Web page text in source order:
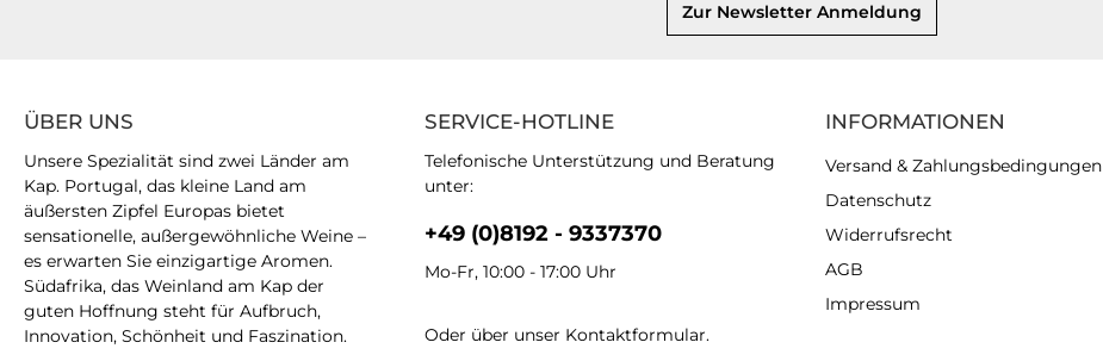
Zur Newsletter Anmeldung
SERVICE-HOTLINE
Telefonische Unterstützung und Beratung
unter:
+49 (0)8192 - 9337370
Mo-Fr, 10:00 - 17:00 Uhr
Oder über unser Kontaktformular.
ÜBER UNS
Unsere Spezialität sind zwei Länder am
Kap. Portugal, das kleine Land am
äußersten Zipfel Europas bietet
sensationelle, außergewöhnliche Weine –
es erwarten Sie einzigartige Aromen.
Südafrika, das Weinland am Kap der
guten Hoffnung steht für Aufbruch,
Innovation, Schönheit und Faszination.
INFORMATIONEN
Versand & Zahlungsbedingungen
Datenschutz
Widerrufsrecht
AGB
Impressum